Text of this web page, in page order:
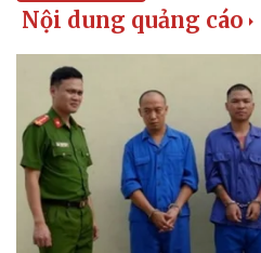
Pháp luật
Vụ án
Tin nóng
Tư vấn luật